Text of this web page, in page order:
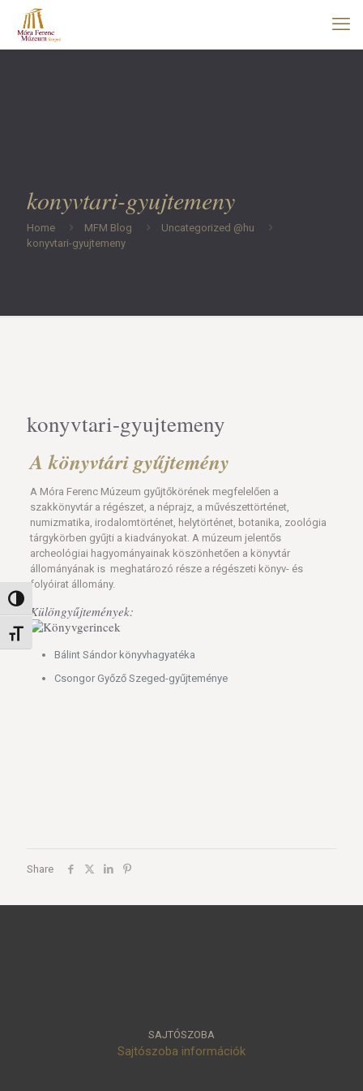
Nagy kontraszt váltása
Betűméret váltása
konyvtari-gyujtemeny
Home MFM Blog
Uncategorized @hu
konyvtari-gyujtemeny
konyvtari-gyujtemeny
A könyvtári gyűjtemény
A Móra Ferenc Múzeum gyűjtőkörének megfelelően a
szakkönyvtár a régészet, a néprajz, a művészettörténet,
numizmatika, irodalomtörténet, helytörténet, botanika, zoológia
tárgykörben gyűjti a kiadványokat. A múzeum jelentős
archeológiai hagyományainak köszönhetően a könyvtár
állományának is meghatározó része a régészeti könyv- és
folyóirat állomány.
Különgyűjtemények:
Bálint Sándor könyvhagyatéka
Csongor Győző Szeged-gyűjteménye
Share
SAJTÓSZOBA
Sajtószoba információk